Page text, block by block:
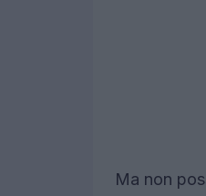
Ma non